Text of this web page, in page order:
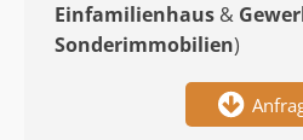
Einfamilienhaus &
Sonderimmobilien)